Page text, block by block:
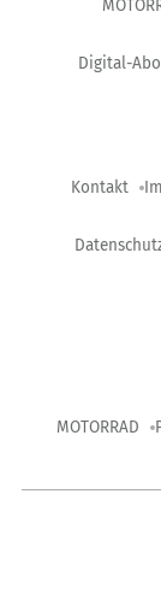
Digital-
Kontakt
MOTORRAD